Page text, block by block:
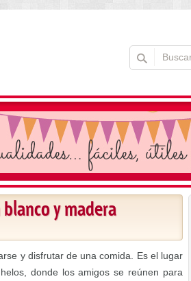
y madera
y disfrutar de una comida. Es el lugar
donde los amigos se reúnen para